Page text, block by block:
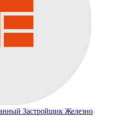
Застройщик Железно